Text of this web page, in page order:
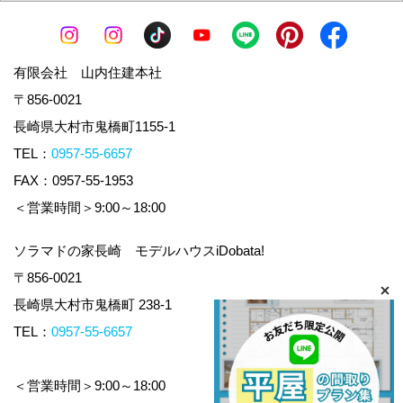
有限会社 山内住建本社
〒856-0021
長崎県大村市鬼橋町1155-1
TEL： 0957-55-6657
FAX：0957-55-1953
＜営業時間＞9:00～18:00
ソラマドの家長崎 モデルハウスiDobata!
〒856-0021
長崎県大村市鬼橋町 238-1
TEL： 0957-55-6657
＜営業時間＞9:00～18:00